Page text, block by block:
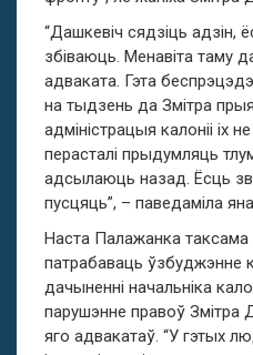
“Дашкевіч сядзіць адзін,
збіваюць. Менавіта таму
адваката. Гэта
на тыдзень да Змітра
адміністрацыя калоніі іх
перасталі прыдумляць
адсылаюць назад. Ёсць
пусцяць”, – паведаміла
Наста Палажанка
патрабаваць ўзбуджэнне
дачыненні начальніка
парушэнне правоў Змітра
яго адвакатаў. “У гэтых